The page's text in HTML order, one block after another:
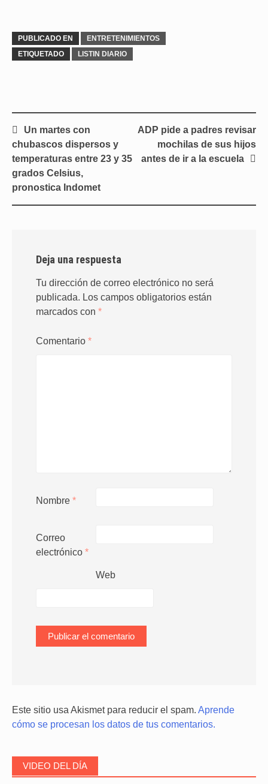
PUBLICADO EN
ENTRETENIMIENTOS
ETIQUETADO
LISTIN DIARIO
Navegación
de
entradas
Un martes con
chubascos dispersos y
temperaturas entre 23 y 35
grados Celsius,
pronostica Indomet
ADP pide a padres revisar
mochilas de sus hijos
antes de ir a la escuela
Deja una respuesta
Tu dirección de correo electrónico no será
publicada. Los campos obligatorios están
marcados con *
Comentario *
Nombre *
Correo
electrónico *
Web
Este sitio usa Akismet para reducir el spam. Aprende
cómo se procesan los datos de tus comentarios.
VIDEO DEL DÍA